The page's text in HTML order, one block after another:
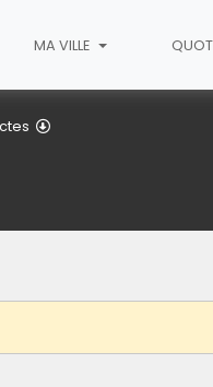
MA VILLE